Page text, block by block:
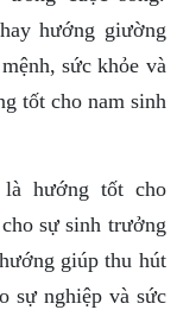
hướng giường
sức khỏe và
tốt cho nam sinh
hướng tốt cho
sự sinh trưởng
giúp thu hút
sự nghiệp và sức